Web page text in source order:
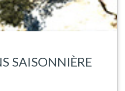
SAISONNIÈRE